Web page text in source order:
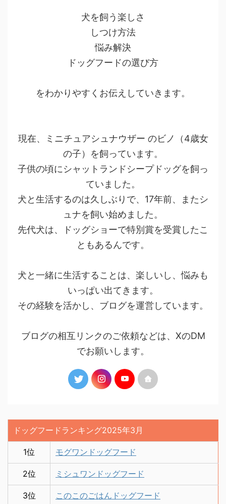
犬を飼う楽しさ
しつけ方法
悩み解決
ドッグフードの選び方
をわかりやすくお伝えしていきます。
現在、ミニチュアシュナウザー のビノ（4歳女
の子）を飼っています。
子供の頃にシャットランドシープドッグを飼っ
ていました。
犬と生活するのは久しぶりで、17年前、またシ
ュナを飼い始めました。
先代犬は、ドッグショーで特別賞を受賞したこ
ともあるんです。
犬と一緒に生活することは、楽しいし、悩みも
いっぱい出てきます。
その経験を活かし、ブログを運営しています。
ブログの相互リンクのご依頼などは、XのDM
でお願いします。
ドッグフードランキング2025年3月
1位 モグワンドッグフード
2位 ミシュワンドッグフード
3位 このこのごはんドッグフード